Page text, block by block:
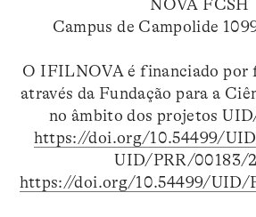
NOVA FCSH
Campus de Campolide
O IFILNOVA é financiado por
através da Fundação para a
no âmbito dos projetos
https://doi.org/10.54499/
UID/PRR/00183/
https://doi.org/10.54499/UID/